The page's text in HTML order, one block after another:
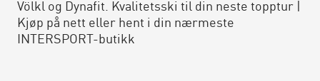
Völkl og Dynafit. Kvalitetsski til din neste topptur |
Kjøp på nett eller hent i din nærmeste
INTERSPORT-butikk